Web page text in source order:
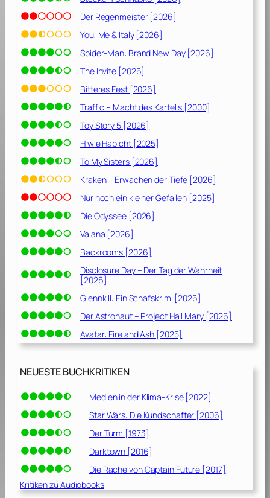
d
e
r
a
c
h
b
a
r
s
c
h
a
t
[
2
1
7
]
Der Regenmeister [2026]
You, Me & Italy [2026]
Spider-Man: Brand New Day [2026]
The Invite [2026]
Bitteres Fest [2026]
Traffic – Macht des Kartells [2000]
Toy Story 5 [2026]
H wie Habicht [2025]
To My Sisters [2026]
Kraken – Erwachen der Tiefe [2026]
Nur noch ein kleiner Gefallen [2025]
Die Odyssee [2026]
Vaiana [2026]
Backrooms [2026]
Disclosure Day – Der Tag der Wahrheit
[2026]
Glennkill: Ein Schafskrimi [2026]
Der Astronaut – Project Hail Mary [2026]
Avatar: Fire and Ash [2025]
NEUESTE BUCHKRITIKEN
Medien in der Klima-Krise [2022]
Star Wars: Die Kundschafter [2006]
Der Turm [1973]
Darktown [2016]
Die Rache von Captain Future [2017]
Kritiken zu Audiobooks